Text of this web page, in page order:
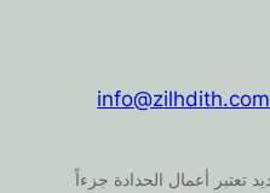
info@zilhdith.com
تعتبر أعمال الحدادة جزءاً